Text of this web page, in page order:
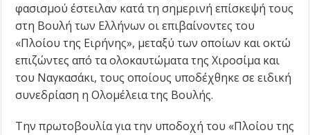
φασισμού έστειλαν κατά τη σημερινή επίσκεψή τους
στη Βουλή των Ελλήνων οι επιβαίνοντες του
«Πλοίου της Ειρήνης», μεταξύ των οποίων και οκτώ
επιζώντες από τα ολοκαυτώματα της Χιροσίμα και
του Ναγκασάκι, τους οποίους υποδέχθηκε σε ειδική
συνεδρίαση η Ολομέλεια της Βουλής.
Την πρωτοβουλία για την υποδοχή του «Πλοίου της